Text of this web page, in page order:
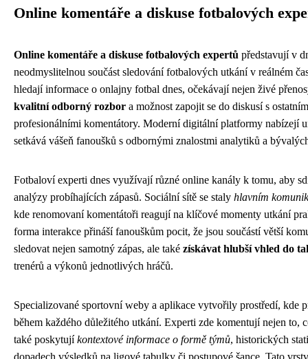
Online komentáře a diskuse fotbalových
Online komentáře a diskuse fotbalových expertů představují v
neodmyslitelnou součást sledování fotbalových utkání v reálném
hledají informace o onlajny fotbal dnes, očekávají nejen živé
kvalitní odborný rozbor a možnost zapojit se do diskusí s
profesionálními komentátory. Moderní digitální platformy nabízejí
setkává vášeň fanoušků s odbornými znalostmi analytiků a
Fotbaloví experti dnes využívají různé online kanály k tomu, aby
analýzy probíhajících zápasů. Sociální sítě se staly hlavním
kde renomovaní komentátoři reagují na klíčové momenty utkání
forma interakce přináší fanouškům pocit, že jsou součástí větší
sledovat nejen samotný zápas, ale také získávat hlubší vhled do
trenérů a výkonů jednotlivých hráčů.
Specializované sportovní weby a aplikace vytvořily prostředí, kde
během každého důležitého utkání. Experti zde komentují nejen to,
také poskytujíkontextové informace o formě týmů, historických